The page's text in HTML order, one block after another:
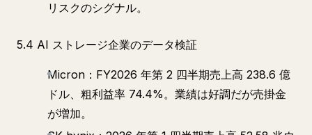
リスクのシグナル。
5.4 AI ストレージ企業のデータ検証
Micron：FY2026 年第 2 四半期売上高 238.6 億
ドル、粗利益率 74.4%。業績は好調だが売掛金
が増加。